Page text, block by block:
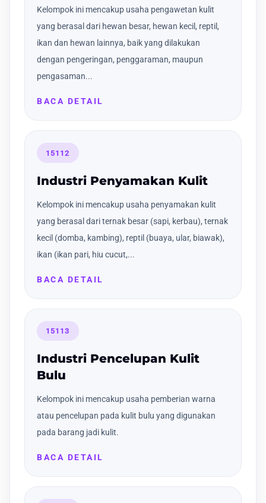
Kelompok ini mencakup usaha pengawetan kulit
yang berasal dari hewan besar, hewan kecil, reptil,
ikan dan hewan lainnya, baik yang dilakukan
dengan pengeringan, penggaraman, maupun
pengasaman...
BACA DETAIL
15112
Industri Penyamakan Kulit
Kelompok ini mencakup usaha penyamakan kulit
yang berasal dari ternak besar (sapi, kerbau), ternak
kecil (domba, kambing), reptil (buaya, ular, biawak),
ikan (ikan pari, hiu cucut,...
BACA DETAIL
15113
Industri Pencelupan Kulit
Bulu
Kelompok ini mencakup usaha pemberian warna
atau pencelupan pada kulit bulu yang digunakan
pada barang jadi kulit.
BACA DETAIL